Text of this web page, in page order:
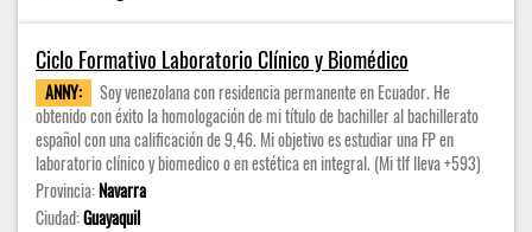
Ciclo Formativo Laboratorio Clínico y Biomédico
ANNY:
Soy venezolana con residencia permanente en Ecuador. He
obtenido con éxito la homologación de mi título de bachiller al bachillerato
español con una calificación de 9,46. Mi objetivo es estudiar una FP en
laboratorio clínico y biomedico o en estética en integral. (Mi tlf lleva +593)
Provincia:Navarra
Ciudad:Guayaquil